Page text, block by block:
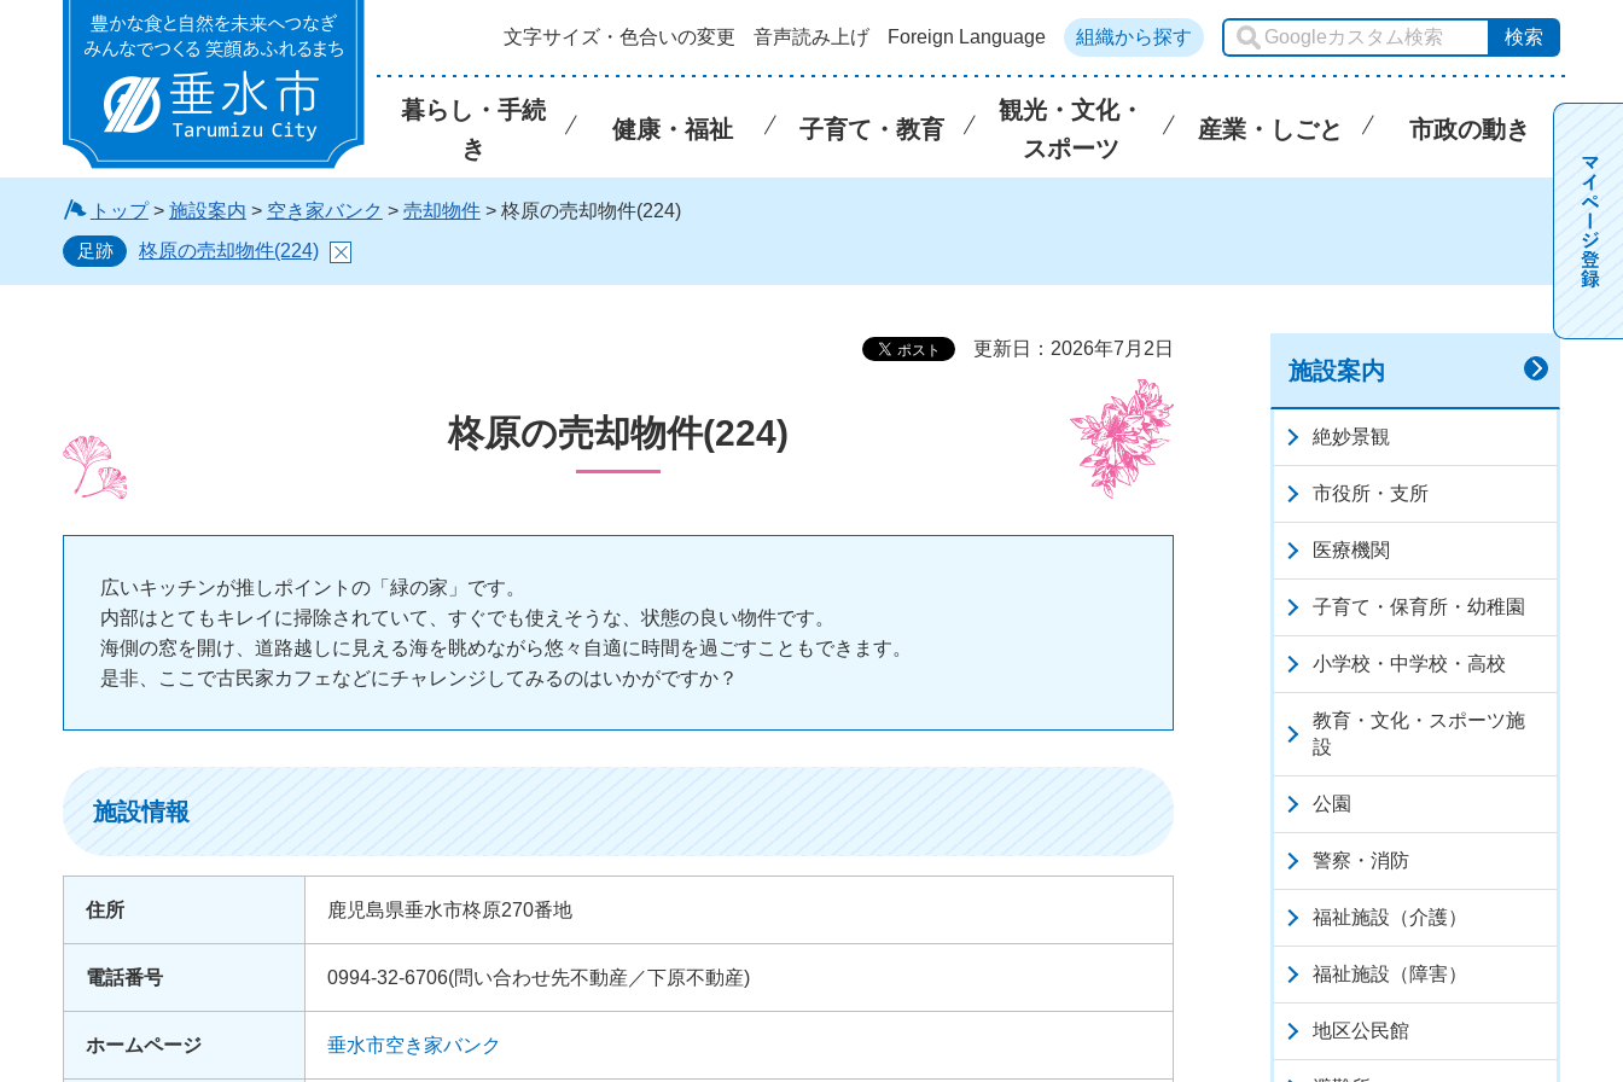
垂水市 文字サイズ・色合いの変更 音声読み上げ Foreign Language 組織から探す
暮らし・手続
き
健康・福祉 子育て・教育
観光・文化・
スポーツ
産業・しごと 市政の動き
トップ> 施設案内 > 空き家バンク > 売却物件> 柊原の売却物件(224)
足跡
柊原の売却物件(224)
更新日：2026年7月2日
柊原の売却物件(224)
広いキッチンが推しポイントの「緑の家」です。
内部はとてもキレイに掃除されていて、すぐでも使えそうな、状態の良い物件です。
海側の窓を開け、道路越しに見える海を眺めながら悠々自適に時間を過ごすこともできます。
是非、ここで古民家カフェなどにチャレンジしてみるのはいかがですか？
施設情報
住所 鹿児島県垂水市柊原270番地
電話番号 0994-32-6706(問い合わせ先不動産／下原不動産)
ホームページ 垂水市空き家バンク
施設案内
絶妙景観
市役所・支所
医療機関
子育て・保育所・幼稚園
小学校・中学校・高校
教育・文化・スポーツ施
設
公園
警察・消防
福祉施設（介護）
福祉施設（障害）
地区公民館